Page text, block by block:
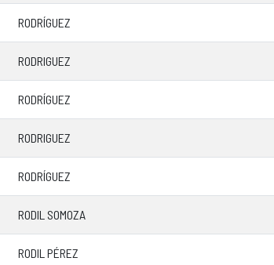
RODRÍGUEZ
RODRIGUEZ
RODRÍGUEZ
RODRIGUEZ
RODRÍGUEZ
RODIL SOMOZA
RODIL PÉREZ